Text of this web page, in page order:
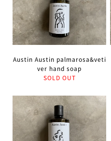
Austin Austin palmarosa&veti
ver hand soap
SOLD OUT